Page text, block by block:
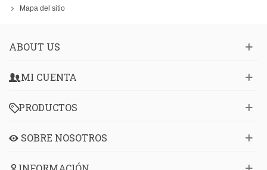
Mapa del sitio
ABOUT US
MI CUENTA
PRODUCTOS
SOBRE NOSOTROS